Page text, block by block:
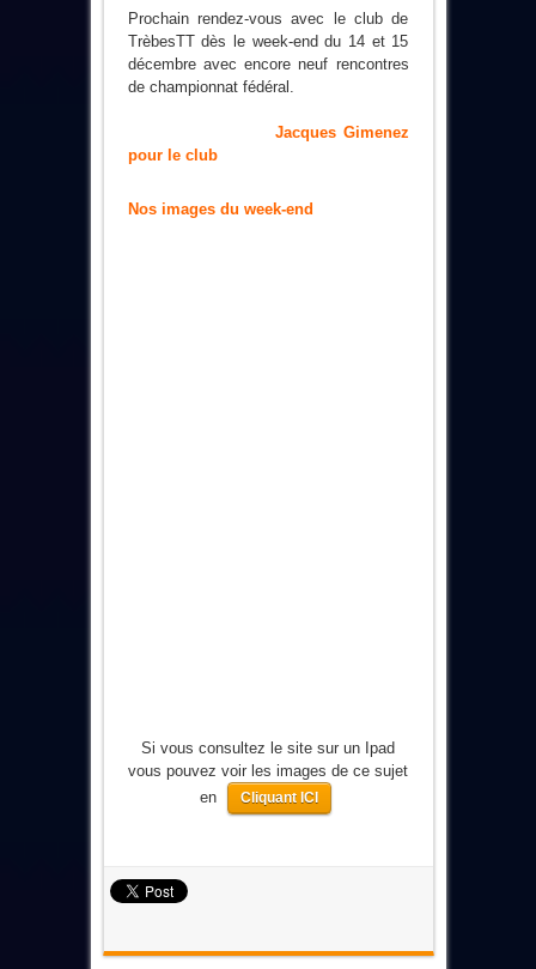
Prochain rendez-vous avec le club de
TrèbesTT dès le week-end du 14 et 15
décembre avec encore neuf rencontres
de championnat fédéral.
Jacques Gimenez
pour le club
Nos images du week-end
Si vous consultez le site sur un Ipad
vous pouvez voir les images de ce sujet
en
Cliquant ICI